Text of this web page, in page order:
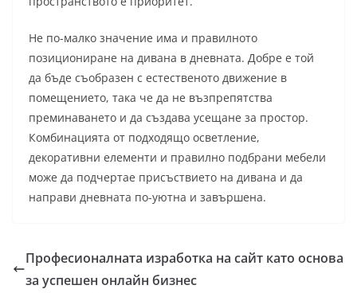
Не по-малко значение има и правилното
позициониране на дивана в дневната. Добре е той
да бъде съобразен с естественото движение в
помещението, така че да не възпрепятства
преминаването и да създава усещане за простор.
Комбинацията от подходящо осветление,
декоративни елементи и правилно подбрани мебели
може да подчертае присъствието на дивана и да
направи дневната по-уютна и завършена.
Професионалната изработка на сайт като основа
за успешен онлайн бизнес